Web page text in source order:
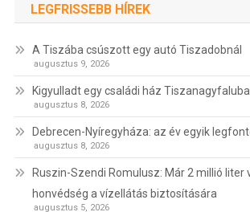
LEGFRISSEBB HÍREK
A Tiszába csúszott egy autó Tiszadobnál
augusztus 9, 2026
Kigyulladt egy családi ház
augusztus 8, 2026
Debrecen-Nyíregyháza: az év egyik
augusztus 8, 2026
Ruszin-Szendi Romulusz: Már 2 millió
honvédség a vízellátás biztosítására
augusztus 5, 2026